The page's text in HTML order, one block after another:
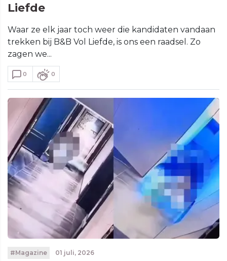
Liefde
Waar ze elk jaar toch weer die kandidaten vandaan
trekken bij B&B Vol Liefde, is ons een raadsel. Zo
zagen we...
0 0
#Magazine 01 juli, 2026